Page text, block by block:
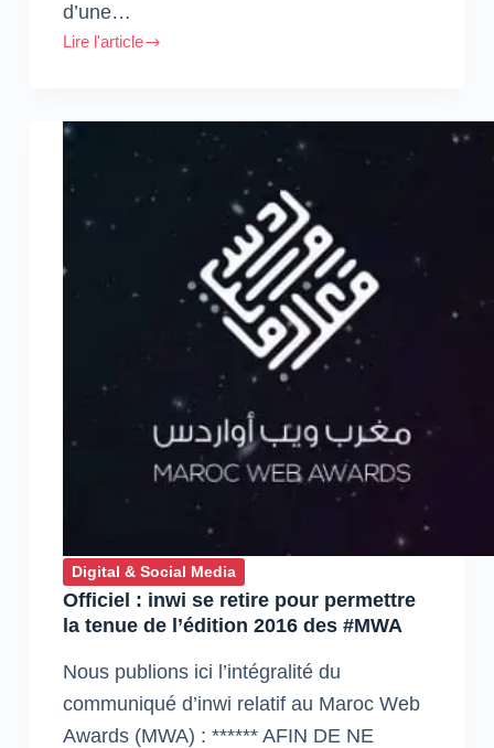
d’une…
Lire l'article
#MWA9
gagnants
annoncés
Digital & Social Media
Officiel : inwi se retire pour permettre
la tenue de l’édition 2016 des #MWA
Nous publions ici l’intégralité du
communiqué d’inwi relatif au Maroc Web
Awards (MWA) : ****** AFIN DE NE